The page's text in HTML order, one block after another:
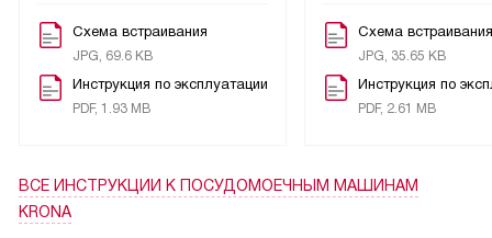
Схема встраивания
JPG, 69.6 KB
Инструкция по эксплуатации
PDF, 1.93 MB
Схема встраивания
JPG, 35.65 KB
Инструкция по
PDF, 2.61 MB
ВСЕ ИНСТРУКЦИИ К ПОСУДОМОЕЧНЫМ МАШИНАМ
KRONA